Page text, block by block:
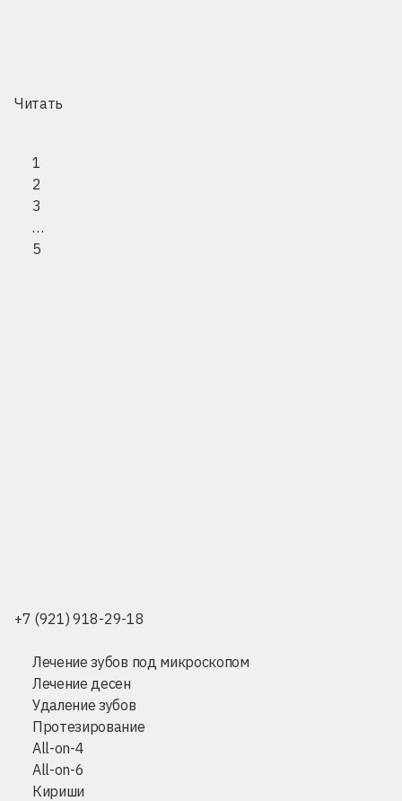
Читать
1
2
3
…
5
+7 (921) 918-29-18
Лечение зубов под микроскопом
Лечение десен
Удаление зубов
Протезирование
All-on-4
All-on-6
Кириши